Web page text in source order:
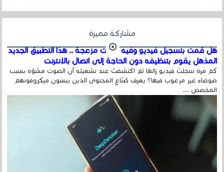
مشاركة مميزة
هل قمت بتسجيل فيديو وفيه أصوت مزعجة .. هذا التطبيق الجديد
المذهل يقوم بتنظيفه دون الحاجة إلى اتصال بالإنترنت
كم مرة سجلتَ فيديو رائعًا ثم اكتشفتَ عند تشغيله أن الصوت مشوّه بسبب
ضوضاء غير مرغوب فيها؟ يعرف صُنّاع المحتوى الذين ينسون ميكروفونهم
المخصص ...